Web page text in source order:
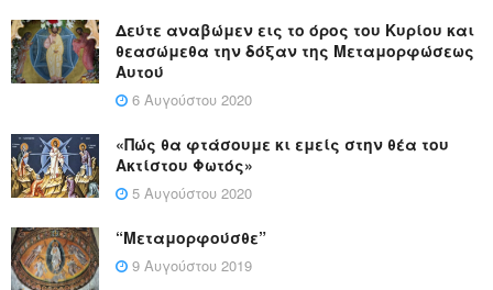
Δεύτε αναβώμεν εις το όρος του Κυρίου και
θεασώμεθα την δόξαν της Μεταμορφώσεως
Αυτού
6 Αυγούστου 2020
«Πώς θα φτάσουμε κι εμείς στην θέα του
Ακτίστου Φωτός»
5 Αυγούστου 2020
“Μεταμορφούσθε”
9 Αυγούστου 2019